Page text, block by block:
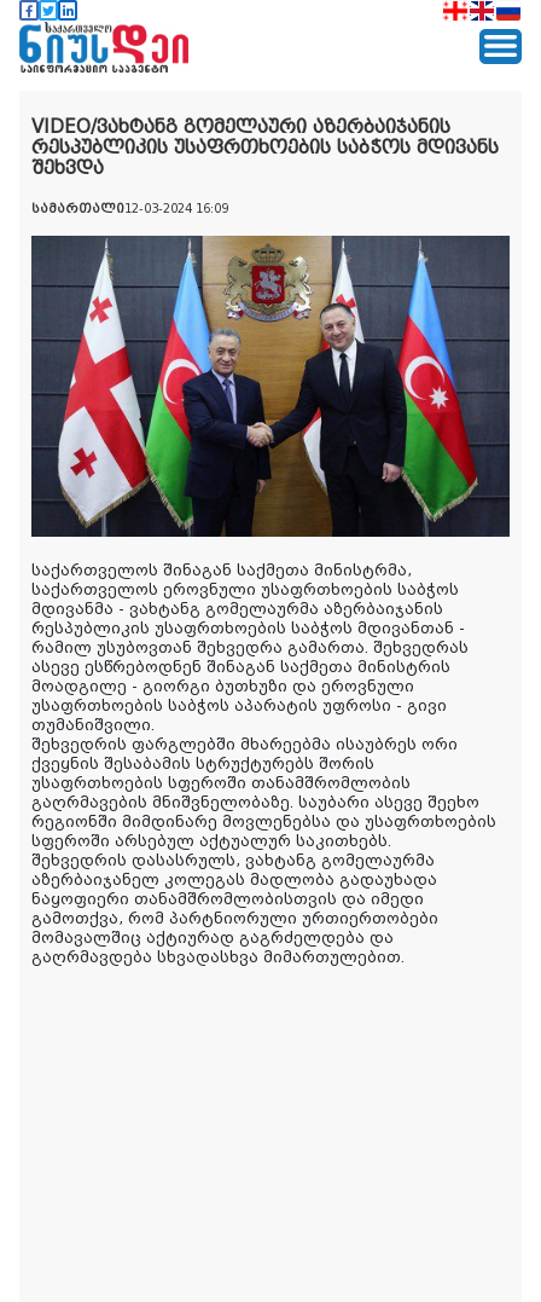
VIDEO/ვახტანგ გომელაური აზერბაიჯანის
რესპუბლიკის უსაფრთხოების საბჭოს მდივანს
შეხვდა
სამართალი12-03-2024 16:09
საქართველოს შინაგან საქმეთა მინისტრმა,
საქართველოს ეროვნული უსაფრთხოების საბჭოს
მდივანმა - ვახტანგ გომელაურმა აზერბაიჯანის
რესპუბლიკის უსაფრთხოების საბჭოს მდივანთან -
რამილ უსუბოვთან შეხვედრა გამართა. შეხვედრას
ასევე ესწრებოდნენ შინაგან საქმეთა მინისტრის
მოადგილე - გიორგი ბუთხუზი და ეროვნული
უსაფრთხოების საბჭოს აპარატის უფროსი - გივი
თუმანიშვილი.
შეხვედრის ფარგლებში მხარეებმა ისაუბრეს ორი
ქვეყნის შესაბამის სტრუქტურებს შორის
უსაფრთხოების სფეროში თანამშრომლობის
გაღრმავების მნიშვნელობაზე. საუბარი ასევე შეეხო
რეგიონში მიმდინარე მოვლენებსა და უსაფრთხოების
სფეროში არსებულ აქტუალურ საკითხებს.
შეხვედრის დასასრულს, ვახტანგ გომელაურმა
აზერბაიჯანელ კოლეგას მადლობა გადაუხადა
ნაყოფიერი თანამშრომლობისთვის და იმედი
გამოთქვა, რომ პარტნიორული ურთიერთობები
მომავალშიც აქტიურად გაგრძელდება და
გაღრმავდება სხვადასხვა მიმართულებით.